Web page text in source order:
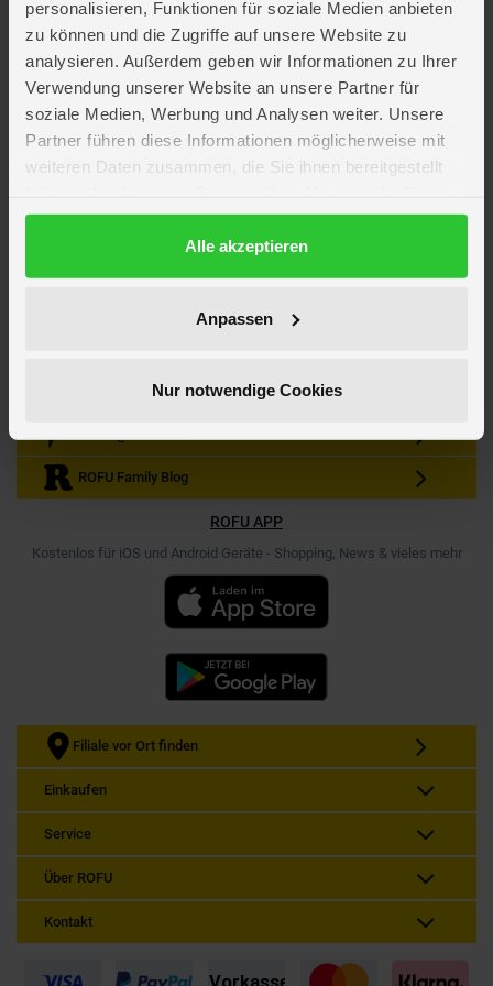
personalisieren, Funktionen für soziale Medien anbieten
zu können und die Zugriffe auf unsere Website zu
analysieren. Außerdem geben wir Informationen zu Ihrer
Verwendung unserer Website an unsere Partner für
soziale Medien, Werbung und Analysen weiter. Unsere
Partner führen diese Informationen möglicherweise mit
weiteren Daten zusammen, die Sie ihnen bereitgestellt
gesammelt haben.
DatenschutzerklärungAlle akzeptieren
Anpassen
Nur notwendige Cookies
Kein Angebot mehr verpassen
Zum Newsletter anmelden & Vorteile sichern
Anmelden
Gutscheine & Gewinnspiele
Neuheiten, Trends & Angebote
Werde unser Fan auf Facebook
ROFU Family Blog
ROFU APP
Kostenlos für iOS und Android Geräte - Shopping, News & vieles mehr
Filiale vor Ort finden
Einkaufen
Service
Über ROFU
Kontakt